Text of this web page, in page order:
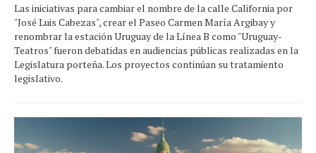
Las iniciativas para cambiar el nombre de la calle California por
"José Luis Cabezas", crear el Paseo Carmen María Argibay y
renombrar la estación Uruguay de la Línea B como "Uruguay-
Teatros" fueron debatidas en audiencias públicas realizadas en la
Legislatura porteña. Los proyectos continúan su tratamiento
legislativo.